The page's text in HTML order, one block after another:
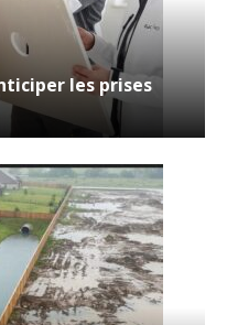
les prises